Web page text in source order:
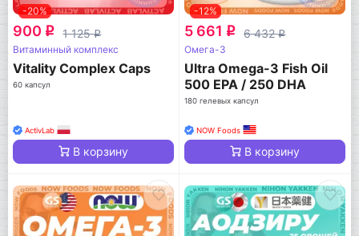
-20%
900 q 1 125q
Витаминный комплекс
Vitality Complex Caps
60 капсул
ActivLab
В корзину
-12%
5 661 q 6 432q
Омега-3
Ultra Omega-3 Fish Oil
500 EPA / 250 DHA
180 гелевых капсул
NOW Foods
В корзину